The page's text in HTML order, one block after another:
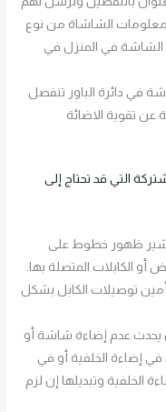
الشاشاة من نوع
الشاشة في المنزل في
في دائرة الباور تنفصل
عن تقوية الاضائة
التي قد تحتاج إلى
ظهور خطوط على
الكابلات المتصلة بها.
توصيلات الكابل بشكل
يحدث عدم إضاءة شاشة أو
إضاءة الخلفية أو في
الخلفية وتبديلها إن لزم